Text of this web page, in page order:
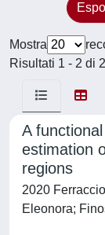
Mostra
Risultati 1 - 2 di
A
estimation
regions
2020
Eleonora;